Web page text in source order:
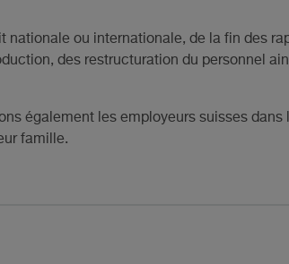
ou internationale, de la fin des
des restructuration du personnel
également les employeurs suisses dans
famille.